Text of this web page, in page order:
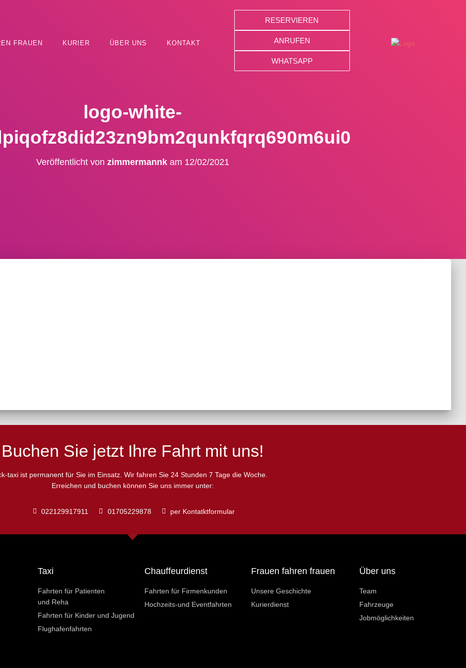
FRAUEN KURIER ÜBER UNS KONTAKT
RESERVIEREN
ANRUFEN
WHATSAPP
logo-white-
Veröffentlicht von zimmermannkam 12/02/2021
Buchen Sie jetzt Ihre Fahrt mit uns!
taxi ist permanent für Sie im Einsatz. Wir fahren Sie 24 Stunden 7 Tage die Woche.
Erreichen und buchen können Sie uns immer unter:
022129917911 01705229878 per Kontatktformular
Taxi
Fahrten für Patienten
und Reha
Fahrten für Kinder und Jugend
Flughafenfahrten
Chauffeurdienst
Fahrten für Firmenkunden
Hochzeits-und Eventfahrten
Frauen fahren frauen
Unsere Geschichte
Kurierdienst
Über uns
Team
Fahrzeuge
Jobmöglichkeiten